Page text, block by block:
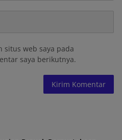
situs web saya pada
saya berikutnya.